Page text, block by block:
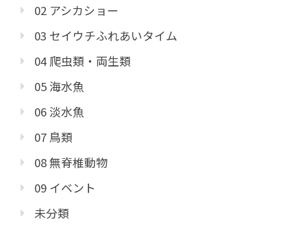
02 アシカショー
03 セイウチふれあいタイム
04 爬虫類・両生類
05 海水魚
06 淡水魚
07 鳥類
08 無脊椎動物
09 イベント
未分類